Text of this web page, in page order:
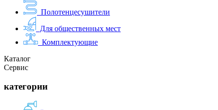
Полотенцесушители
Для общественных мест
Комплектующие
Каталог
Сервис
категории